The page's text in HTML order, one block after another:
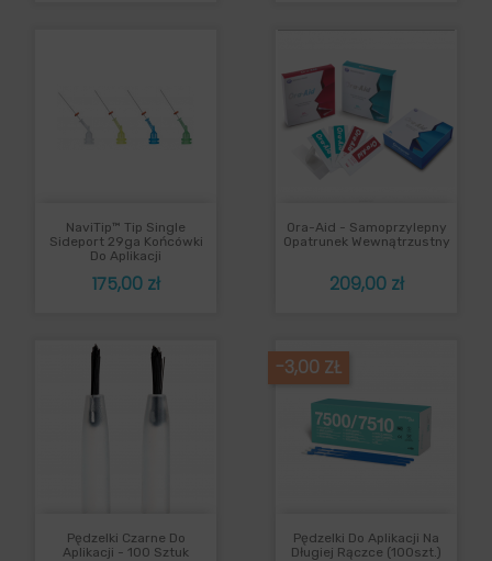
NaviTip™ Tip Single
Sideport 29ga Końcówki
Do Aplikacji
Cena
175,00 zł
Ora-Aid - Samoprzylepny
Opatrunek Wewnątrzustny
Cena
209,00 zł
Pędzelki Czarne Do
Aplikacji - 100 Sztuk
Pędzelki Do Aplikacji Na
Długiej Rączce (100szt.)
-3,00 ZŁ